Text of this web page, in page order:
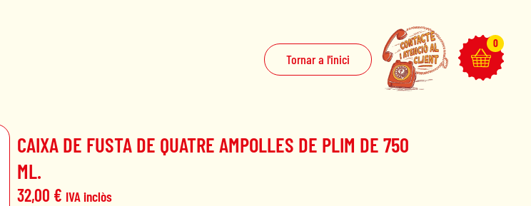
Tornar a l'inici
0
CAIXA DE FUSTA DE QUATRE AMPOLLES DE PLIM DE 750
ML.
32,00 € IVA inclòs